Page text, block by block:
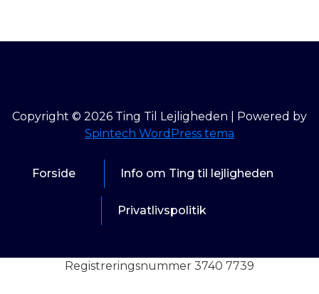
Copyright © 2026 Ting Til Lejligheden | Powered by
Spintech WordPress tema
Forside Info om Ting til lejligheden
Privatlivspolitik
Registreringsnummer 3740 7739